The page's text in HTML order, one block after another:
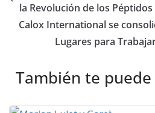
la Revolución de los Péptidos
Calox International se
Lugares para
También te